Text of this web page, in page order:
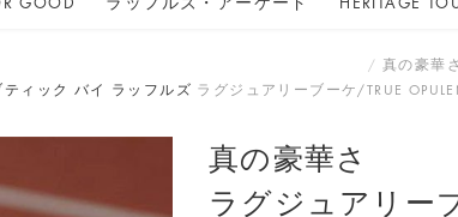
GOOD ラッフルズ・アーケード HERITAGE
ティック バイ ラッフルズ
真の豪華さ
ラグジュアリーブーケ/TRUE
真の豪華さ
ラグジュアリー